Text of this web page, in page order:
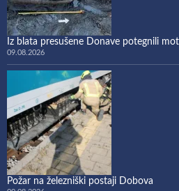
Iz blata presušene Donave potegnili
09.08.2026
Požar na železniški postaji Dobova